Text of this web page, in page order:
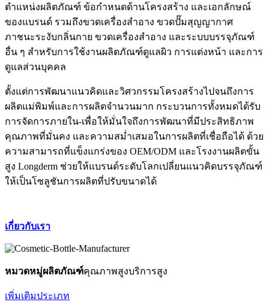
ตำแหน่งผลิตภัณฑ์ ข้อกำหนดด้านโครงสร้าง และเอกลักษณ์
ของแบรนด์ รวมถึงขวดเครื่องสำอาง ขวดปั๊มสุญญากาศ
ภาชนะระงับกลิ่นกาย ขวดเครื่องสำอาง และระบบบรรจุภัณฑ์
อื่น ๆ สำหรับการใช้งานผลิตภัณฑ์ดูแลผิว การแต่งหน้า และการ
ดูแลส่วนบุคคล
ตั้งแต่การพัฒนาแนวคิดและวิศวกรรมโครงสร้างไปจนถึงการ
ผลิตแม่พิมพ์และการผลิตจำนวนมาก กระบวนการทั้งหมดได้รับ
การจัดการภายใน-เพื่อให้มั่นใจถึงการพัฒนาที่มีประสิทธิภาพ
คุณภาพที่มั่นคง และความสม่ำเสมอในการผลิตที่เชื่อถือได้ ด้วย
ความสามารถที่แข็งแกร่งของ OEM/ODM และโรงงานผลิตขั้น
สูง Longderm ช่วยให้แบรนด์ระดับโลกเปลี่ยนแนวคิดบรรจุภัณฑ์
ให้เป็นโซลูชันการผลิตที่ปรับขนาดได้
เกี่ยวกับเรา
หมวดหมู่ผลิตภัณฑ์คุณภาพสูงบริการสูง
เพิ่มเติมประเภท